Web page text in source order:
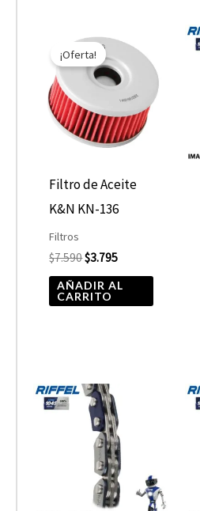
¡Oferta!
Filtro de Aceite
K&N KN-136
Filtros
$7.590
precio
original
era:
$3.795
precio
actual
es:
$3.795.
AÑADIR AL
CARRITO